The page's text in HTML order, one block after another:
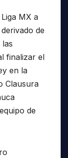
MX a
de
finalizar el
en la
Clausura
de